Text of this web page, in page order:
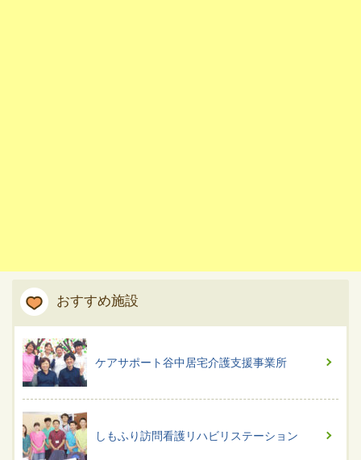
おすすめ施設
ケアサポート谷中居宅介護支援事業所
しもふり訪問看護リハビリステーション